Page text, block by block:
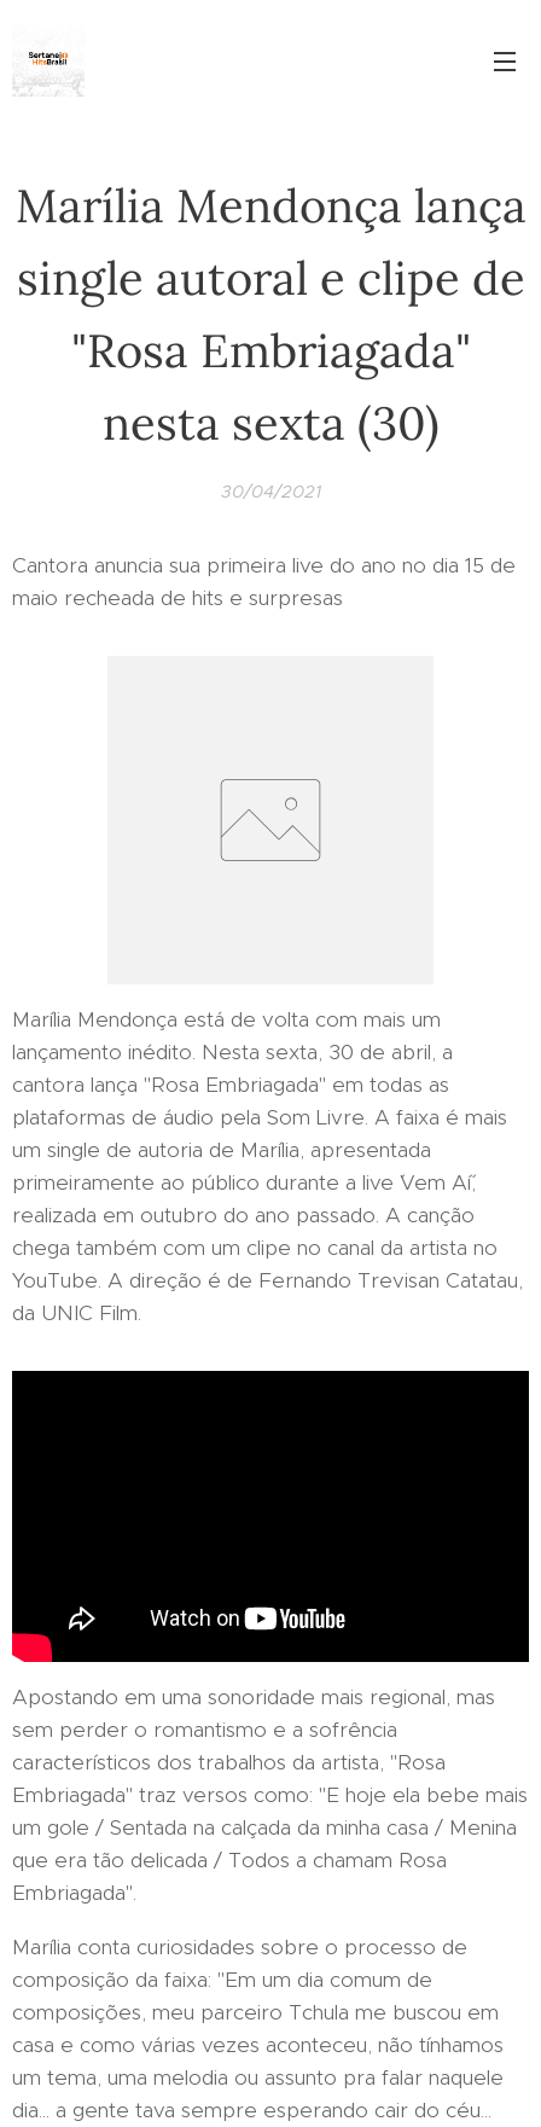
Marília Mendonça lança
single autoral e clipe de
"Rosa Embriagada"
nesta sexta (30)
30/04/2021
Cantora anuncia sua primeira live do ano no dia 15 de
maio recheada de hits e surpresas
Marília Mendonça está de volta com mais um
lançamento inédito. Nesta sexta, 30 de abril, a
cantora lança "Rosa Embriagada" em todas as
plataformas de áudio pela Som Livre. A faixa é mais
um single de autoria de Marília, apresentada
primeiramente ao público durante a live ´Vem Aí´,
realizada em outubro do ano passado. A canção
chega também com um clipe no canal da artista no
YouTube. A direção é de Fernando Trevisan Catatau,
da UNIC Film.
Apostando em uma sonoridade mais regional, mas
sem perder o romantismo e a sofrência
característicos dos trabalhos da artista, "Rosa
Embriagada" traz versos como: "E hoje ela bebe mais
um gole / Sentada na calçada da minha casa / Menina
que era tão delicada / Todos a chamam Rosa
Embriagada".
Marília conta curiosidades sobre o processo de
composição da faixa: "Em um dia comum de
composições, meu parceiro Tchula me buscou em
casa e como várias vezes aconteceu, não tínhamos
um tema, uma melodia ou assunto pra falar naquele
dia... a gente tava sempre esperando cair do céu...